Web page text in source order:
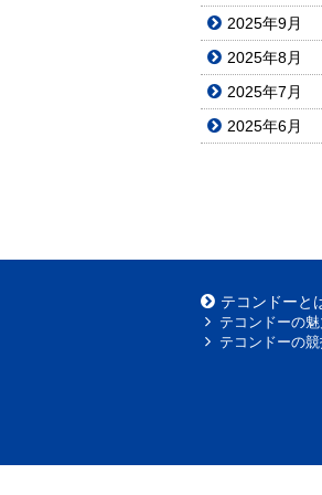
2025年9月
2025年8月
2025年7月
2025年6月
テコンドーと
テコンドーの魅
テコンドーの